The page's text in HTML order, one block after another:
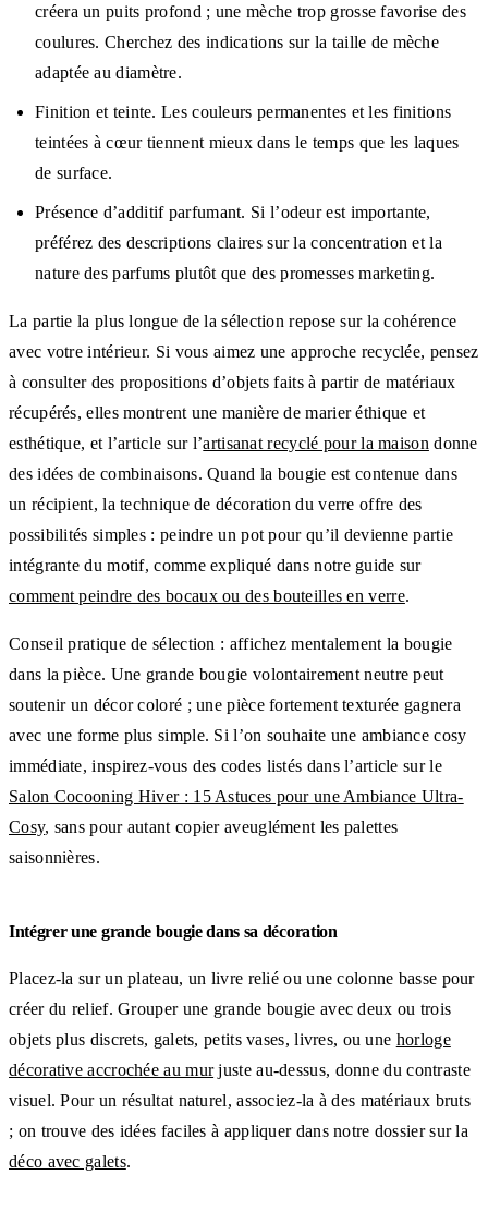
créera un puits profond ; une mèche trop grosse favorise des
coulures. Cherchez des indications sur la taille de mèche
adaptée au diamètre.
Finition et teinte. Les couleurs permanentes et les finitions
teintées à cœur tiennent mieux dans le temps que les laques
de surface.
Présence d’additif parfumant. Si l’odeur est importante,
préférez des descriptions claires sur la concentration et la
nature des parfums plutôt que des promesses marketing.
La partie la plus longue de la sélection repose sur la cohérence
avec votre intérieur. Si vous aimez une approche recyclée, pensez
à consulter des propositions d’objets faits à partir de matériaux
récupérés, elles montrent une manière de marier éthique et
esthétique, et l’article sur l’artisanat recyclé pour la maison donne
des idées de combinaisons. Quand la bougie est contenue dans
un récipient, la technique de décoration du verre offre des
possibilités simples : peindre un pot pour qu’il devienne partie
intégrante du motif, comme expliqué dans notre guide sur
comment peindre des bocaux ou des bouteilles en verre.
Conseil pratique de sélection : affichez mentalement la bougie
dans la pièce. Une grande bougie volontairement neutre peut
soutenir un décor coloré ; une pièce fortement texturée gagnera
avec une forme plus simple. Si l’on souhaite une ambiance cosy
immédiate, inspirez-vous des codes listés dans l’article sur le
Salon Cocooning Hiver : 15 Astuces pour une Ambiance Ultra-
Cosy, sans pour autant copier aveuglément les palettes
saisonnières.
Intégrer une grande bougie dans sa décoration
Placez-la sur un plateau, un livre relié ou une colonne basse pour
créer du relief. Grouper une grande bougie avec deux ou trois
objets plus discrets, galets, petits vases, livres, ou une horloge
décorative accrochée au murjuste au-dessus, donne du contraste
visuel. Pour un résultat naturel, associez-la à des matériaux bruts
; on trouve des idées faciles à appliquer dans notre dossier sur la
déco avec galets.